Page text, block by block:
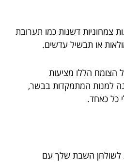
צמחוניות דשנות כמו תערובת
או תבשיל עדשים.
הצומח הללו מציעות
למנות המתמקדות בבשר,
כל כאחד.
לשולחן השבת שלך עם